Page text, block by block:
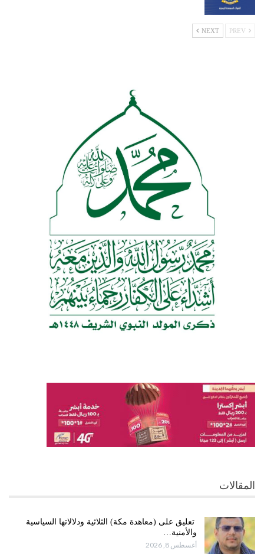
NEXT
المقالات
تعليق على (معاهدة مكة) الثلاثية ودلالاتها السياسية
والأمنية…
أغسطس 8, 2026